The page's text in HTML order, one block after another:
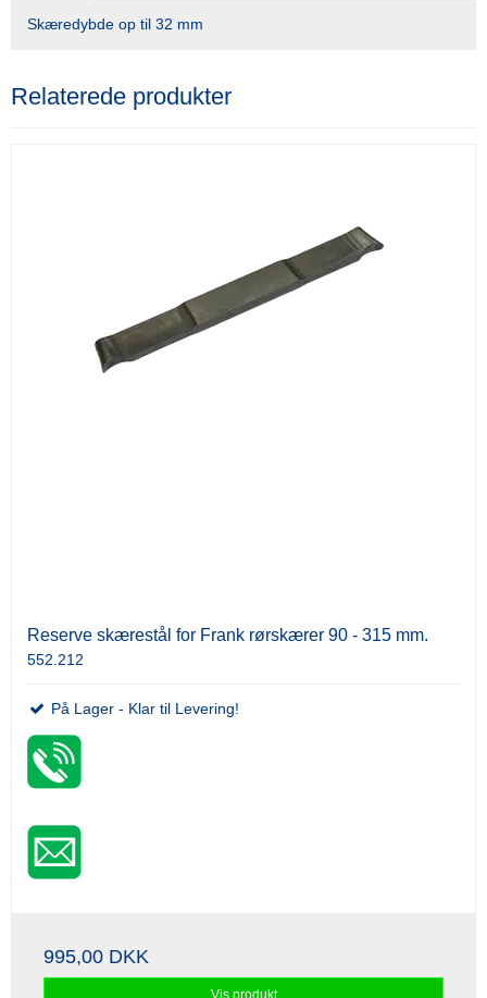
Skæredybde op til 32 mm
Relaterede produkter
Reserve skærestål for Frank rørskærer 90 - 315 mm.
552.212
På Lager - Klar til Levering!
995,00 DKK
Vis produkt